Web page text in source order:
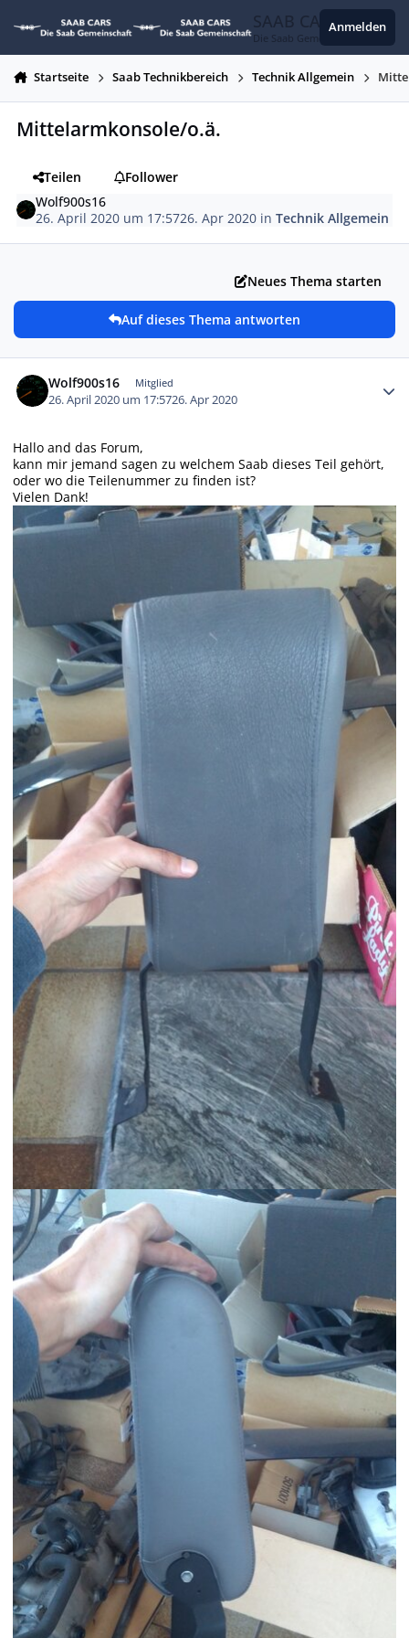
SAAB CARS
Die Saab Gemeinschaft
Anmelden
Startseite Saab Technikbereich Technik Allgemein
Mittelarmkonsole/o.ä.
Teilen
Follower
Wolf900s16
26. April 2020 um 17:5726. Apr 2020 inTechnik Allgemein
Neues Thema starten
Auf dieses Thema antworten
Wolf900s16 Mitglied
26. April 2020 um 17:5726. Apr 2020
Hallo and das Forum,
kann mir jemand sagen zu welchem Saab dieses Teil gehört,
oder wo die Teilenummer zu finden ist?
Vielen Dank!